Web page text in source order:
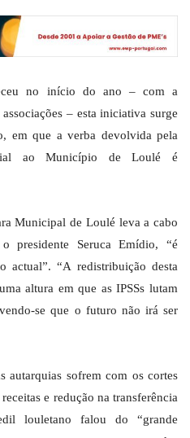
no início do ano – com a
– esta iniciativa surge
em que a verba devolvida pela
ao Município de Loulé é
Municipal de Loulé leva a cabo
presidente Seruca Emídio, “é
actual”. “A redistribuição desta
altura em que as IPSSs lutam
se que o futuro não irá ser
autarquias sofrem com os cortes
e redução na transferência
louletano falou do “grande